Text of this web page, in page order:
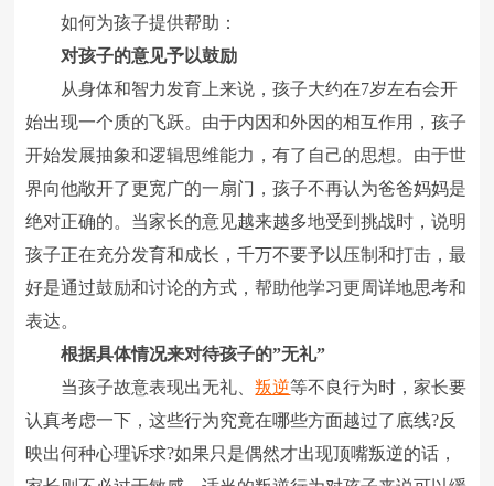
如何为孩子提供帮助：
对孩子的意见予以鼓励
从身体和智力发育上来说，孩子大约在7岁左右会开
始出现一个质的飞跃。由于内因和外因的相互作用，孩子
开始发展抽象和逻辑思维能力，有了自己的思想。由于世
界向他敞开了更宽广的一扇门，孩子不再认为爸爸妈妈是
绝对正确的。当家长的意见越来越多地受到挑战时，说明
孩子正在充分发育和成长，千万不要予以压制和打击，最
好是通过鼓励和讨论的方式，帮助他学习更周详地思考和
表达。
根据具体情况来对待孩子的”无礼”
当孩子故意表现出无礼、叛逆等不良行为时，家长要
认真考虑一下，这些行为究竟在哪些方面越过了底线?反
映出何种心理诉求?如果只是偶然才出现顶嘴叛逆的话，